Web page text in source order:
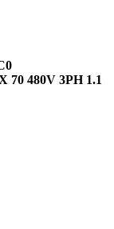
480V 3PH 1.1